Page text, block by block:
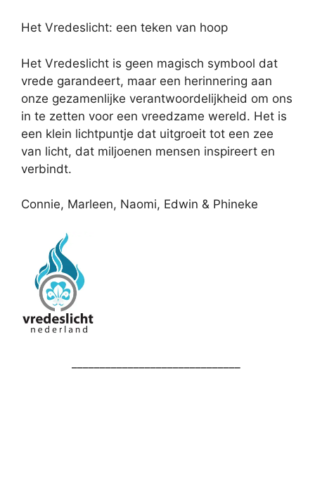
Het Vredeslicht: een teken van hoop
Het Vredeslicht is geen magisch symbool dat
vrede garandeert, maar een herinnering aan
onze gezamenlijke verantwoordelijkheid om ons
in te zetten voor een vreedzame wereld. Het is
een klein lichtpuntje dat uitgroeit tot een zee
van licht, dat miljoenen mensen inspireert en
verbindt.
Connie, Marleen, Naomi, Edwin & Phineke